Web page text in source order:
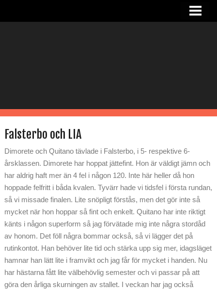
RIDHUS
KONTAKT
Falsterbo och LIA
Dimorete och Quitano tävlade i Falsterbo, i 5- respektive 6-
årsklassen. Dimorete har hoppat jättefint. Hon är väldigt jämn och
har aldrig haft mer än 4 fel i någon 120. Inte här heller då hon
hoppade felfritt i båda kvalen. Tyvärr hade vi tidsfel i första rundan,
så vi missade finalen. Lite snöpligt förstås, men det gör inte så
mycket när hon hoppar så fint och enkelt. Quitano har inte riktigt
känts i någon superform så jag förvätade mig inte några stordåd
av honom. Det föll några bommar också, så vi lägger det på
rutinkontot. Han behöver lite tid och stärka upp sig mer, idagsläget
hamnar han lätt lite i framvikt och jag får för mycket i handen. Nu
har hästarna fått lite välbehövlig semester och vi passar på att
göra den årliga skurningen av stallet. I veckan har jag också